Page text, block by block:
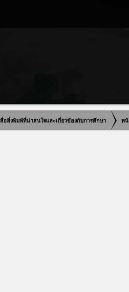
สื่อสิ่งพิมพ์ที่น่าสนใจและเกี่ยวข้องกับการศึกษา หนั